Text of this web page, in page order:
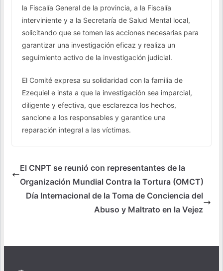
la Fiscalía General de la provincia, a la Fiscalía
interviniente y a la Secretaría de Salud Mental local,
solicitando que se tomen las acciones necesarias para
garantizar una investigación eficaz y realiza un
seguimiento activo de la investigación judicial.
El Comité expresa su solidaridad con la familia de
Ezequiel e insta a que la investigación sea imparcial,
diligente y efectiva, que esclarezca los hechos,
sancione a los responsables y garantice una
reparación integral a las víctimas.
El CNPT se reunió con representantes de la
Organización Mundial Contra la Tortura (OMCT)
Día Internacional de la Toma de Conciencia del
Abuso y Maltrato en la Vejez